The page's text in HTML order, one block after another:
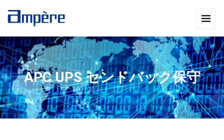
APC UPS センドバック保守